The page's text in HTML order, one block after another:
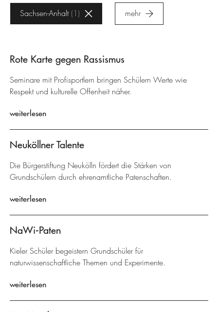
Sachsen-Anhalt 1 mehr
Rote Karte gegen Rassismus
Seminare mit Profisportlern bringen Schülern Werte wie
Respekt und kulturelle Offenheit näher.
weiterlesen
Neuköllner Talente
Die Bürgerstiftung Neukölln fördert die Stärken von
Grundschülern durch ehrenamtliche Patenschaften.
weiterlesen
NaWi-Paten
Kieler Schüler begeistern Grundschüler für
naturwissenschaftliche Themen und Experimente.
weiterlesen